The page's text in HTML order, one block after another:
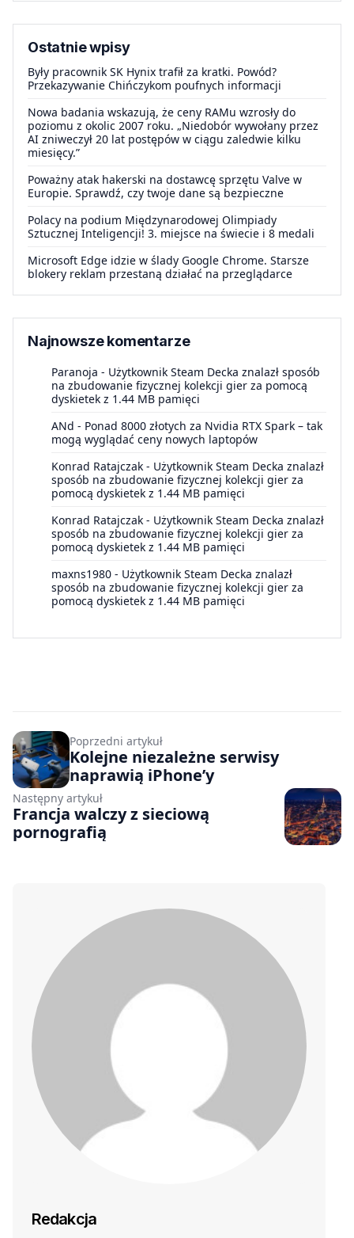
Ostatnie wpisy
Były pracownik SK Hynix trafił za kratki. Powód?
Przekazywanie Chińczykom poufnych informacji
Nowa badania wskazują, że ceny RAMu wzrosły do
poziomu z okolic 2007 roku. „Niedobór wywołany przez
AI zniweczył 20 lat postępów w ciągu zaledwie kilku
miesięcy.”
Poważny atak hakerski na dostawcę sprzętu Valve w
Europie. Sprawdź, czy twoje dane są bezpieczne
Polacy na podium Międzynarodowej Olimpiady
Sztucznej Inteligencji! 3. miejsce na świecie i 8 medali
Microsoft Edge idzie w ślady Google Chrome. Starsze
blokery reklam przestaną działać na przeglądarce
Najnowsze komentarze
Paranoja - Użytkownik Steam Decka znalazł sposób
na zbudowanie fizycznej kolekcji gier za pomocą
dyskietek z 1.44 MB pamięci
ANd - Ponad 8000 złotych za Nvidia RTX Spark – tak
mogą wyglądać ceny nowych laptopów
Konrad Ratajczak - Użytkownik Steam Decka znalazł
sposób na zbudowanie fizycznej kolekcji gier za
pomocą dyskietek z 1.44 MB pamięci
Konrad Ratajczak - Użytkownik Steam Decka znalazł
sposób na zbudowanie fizycznej kolekcji gier za
pomocą dyskietek z 1.44 MB pamięci
maxns1980 - Użytkownik Steam Decka znalazł
sposób na zbudowanie fizycznej kolekcji gier za
pomocą dyskietek z 1.44 MB pamięci
Poprzedni artykuł
Kolejne niezależne serwisy
naprawią iPhone’y
Następny artykuł
Francja walczy z sieciową
pornografią
Redakcja